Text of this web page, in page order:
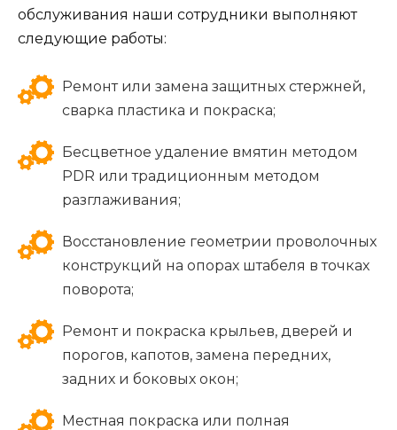
обслуживания наши сотрудники выполняют
следующие работы:
Ремонт или замена защитных стержней,
сварка пластика и покраска;
Бесцветное удаление вмятин методом
PDR или традиционным методом
разглаживания;
Восстановление геометрии проволочных
конструкций на опорах штабеля в точках
поворота;
Ремонт и покраска крыльев, дверей и
порогов, капотов, замена передних,
задних и боковых окон;
Местная покраска или полная